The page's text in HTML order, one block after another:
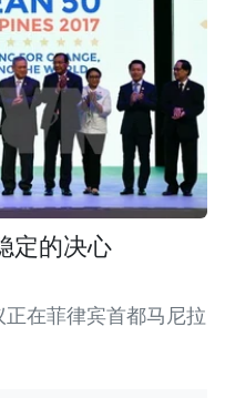
定的决心
在菲律宾首都马尼拉